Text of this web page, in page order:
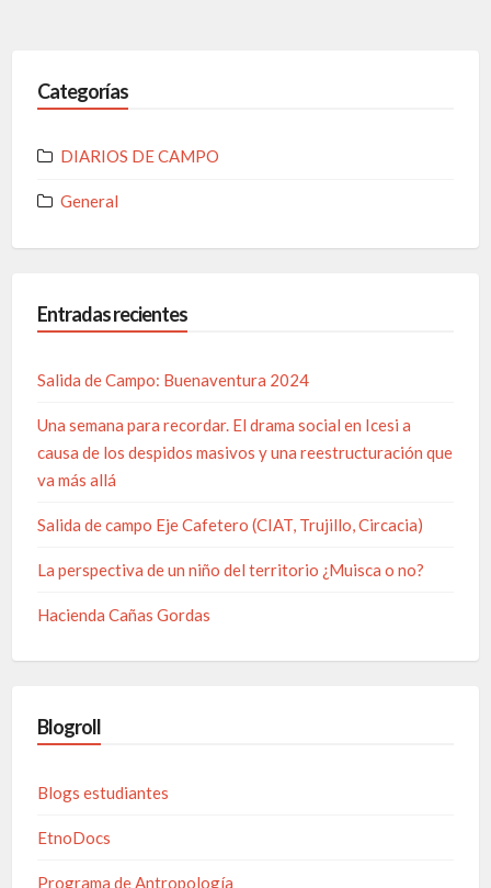
Categorías
DIARIOS DE CAMPO
General
Entradas recientes
Salida de Campo: Buenaventura 2024
Una semana para recordar. El drama social en Icesi a
causa de los despidos masivos y una reestructuración que
va más allá
Salida de campo Eje Cafetero (CIAT, Trujillo, Circacia)
La perspectiva de un niño del territorio ¿Muisca o no?
Hacienda Cañas Gordas
Blogroll
Blogs estudiantes
EtnoDocs
Programa de Antropología